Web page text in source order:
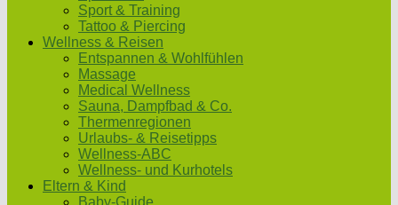
Sport & Training
Tattoo & Piercing
Wellness & Reisen
Entspannen & Wohlfühlen
Massage
Medical Wellness
Sauna, Dampfbad & Co.
Thermenregionen
Urlaubs- & Reisetipps
Wellness-ABC
Wellness- und Kurhotels
Eltern & Kind
Baby-Guide